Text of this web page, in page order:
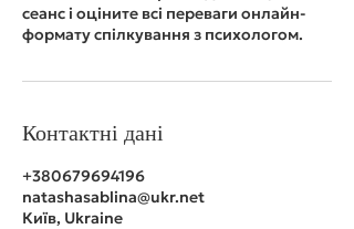
сеанс і оціните всі переваги онлайн-
формату спілкування з психологом.
Контактні дані
+380679694196
natashasablina@ukr.net
Київ, Ukraine